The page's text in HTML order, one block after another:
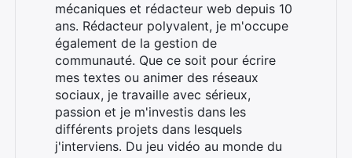
mécaniques et rédacteur web depuis 10
ans. Rédacteur polyvalent, je m'occupe
également de la gestion de
communauté. Que ce soit pour écrire
mes textes ou animer des réseaux
sociaux, je travaille avec sérieux,
passion et je m'investis dans les
différents projets dans lesquels
j'interviens. Du jeu vidéo au monde du